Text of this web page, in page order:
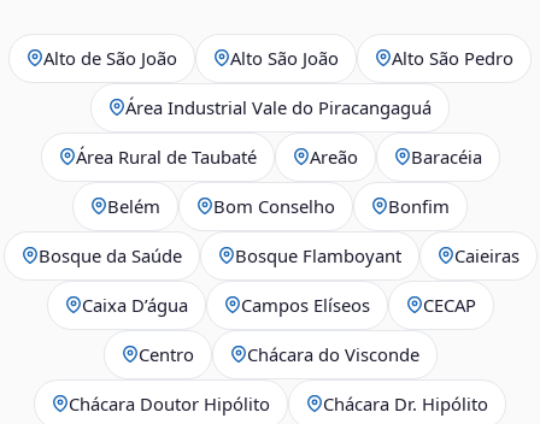
Alto de São João Alto São João Alto São Pedro
Área Industrial Vale do Piracangaguá
Área Rural de Taubaté Areão Baracéia
Belém Bom Conselho Bonfim
Bosque da Saúde Bosque Flamboyant Caieiras
Caixa D’água Campos Elíseos CECAP
Centro Chácara do Visconde
Chácara Doutor Hipólito Chácara Dr. Hipólito